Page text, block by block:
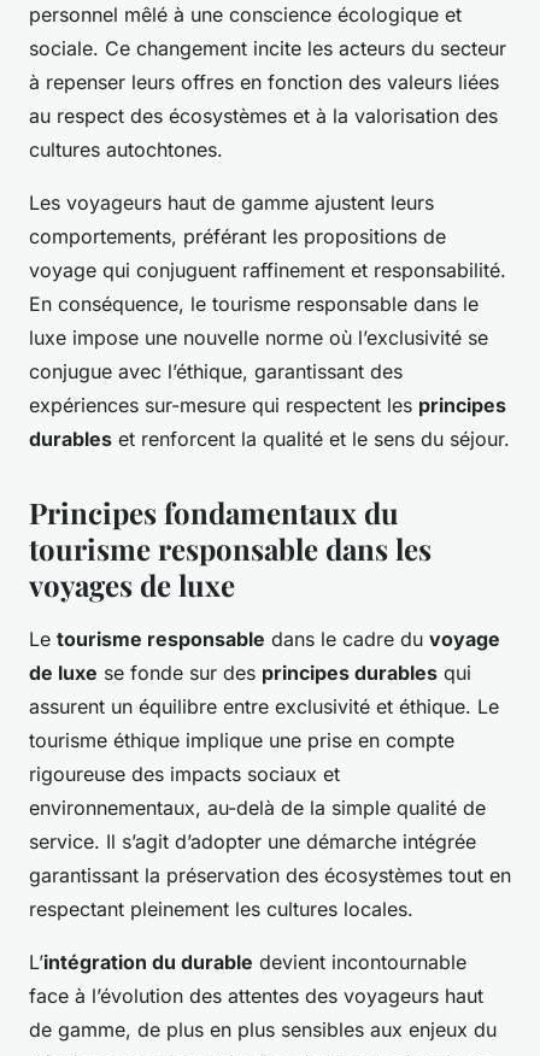
personnel mêlé à une conscience écologique et
sociale. Ce changement incite les acteurs du secteur
à repenser leurs offres en fonction des valeurs liées
au respect des écosystèmes et à la valorisation des
cultures autochtones.
Les voyageurs haut de gamme ajustent leurs
comportements, préférant les propositions de
voyage qui conjuguent raffinement et responsabilité.
En conséquence, le tourisme responsable dans le
luxe impose une nouvelle norme où l’exclusivité se
conjugue avec l’éthique, garantissant des
expériences sur-mesure qui respectent les principes
durables et renforcent la qualité et le sens du séjour.
Principes fondamentaux du
tourisme responsable dans les
voyages de luxe
Le tourisme responsable dans le cadre du voyage
de luxe se fonde sur des principes durables qui
assurent un équilibre entre exclusivité et éthique. Le
tourisme éthique implique une prise en compte
rigoureuse des impacts sociaux et
environnementaux, au-delà de la simple qualité de
service. Il s’agit d’adopter une démarche intégrée
garantissant la préservation des écosystèmes tout en
respectant pleinement les cultures locales.
L’intégration du durable devient incontournable
face à l’évolution des attentes des voyageurs haut
de gamme, de plus en plus sensibles aux enjeux du